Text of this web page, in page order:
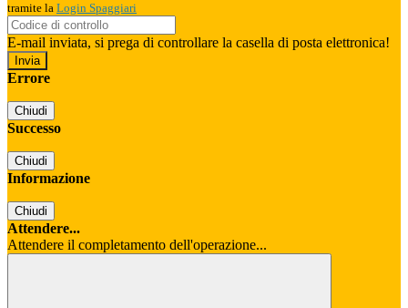
tramite la Login Spaggiari
E-mail inviata, si prega di controllare la casella di posta elettronica!
Errore
Chiudi
Successo
Chiudi
Informazione
Chiudi
Attendere...
Attendere il completamento dell'operazione...